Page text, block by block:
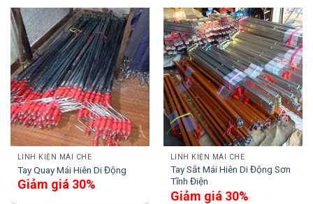
LINH KIỆN MÁI CHE
Tay Quay Mái Hiên Di Động
Giảm giá 30%
LINH KIỆN MÁI CHE
Tay Sắt Mái Hiên Di Động Sơn
Tĩnh Điện
Giảm giá 30%